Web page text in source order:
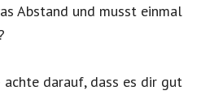
Abstand und musst einmal
achte darauf, dass es dir gut